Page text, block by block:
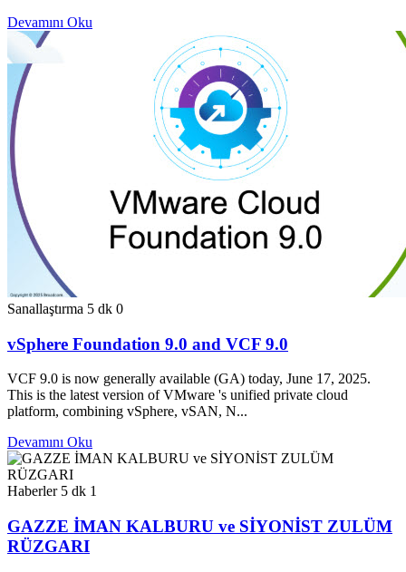
Devamını Oku
Sanallaştırma 5 dk 0
vSphere Foundation 9.0 and VCF 9.0
VCF 9.0 is now generally available (GA) today, June 17, 2025.
This is the latest version of VMware 's unified private cloud
platform, combining vSphere, vSAN, N...
Devamını Oku
Haberler 5 dk 1
GAZZE İMAN KALBURU ve SİYONİST ZULÜM
RÜZGARI